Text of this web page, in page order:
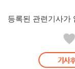
등록된 관련기사가